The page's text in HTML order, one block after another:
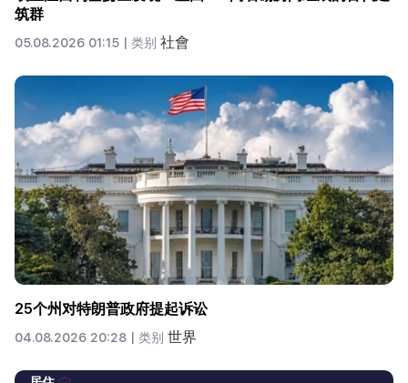
筑群
05.08.2026 01:15 | 类别 社會
25个州对特朗普政府提起诉讼
04.08.2026 20:28 | 类别 世界